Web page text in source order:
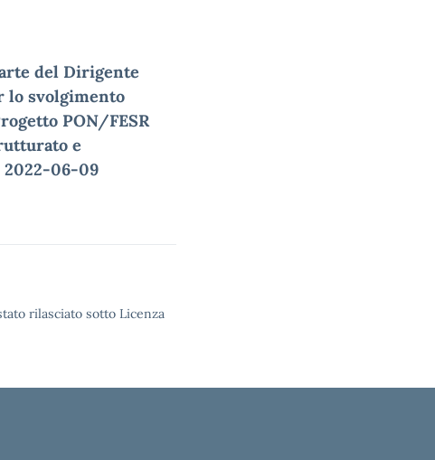
del Dirigente
lo svolgimento
PON/FESR
e
2022-06-09
rilasciato sotto Licenza